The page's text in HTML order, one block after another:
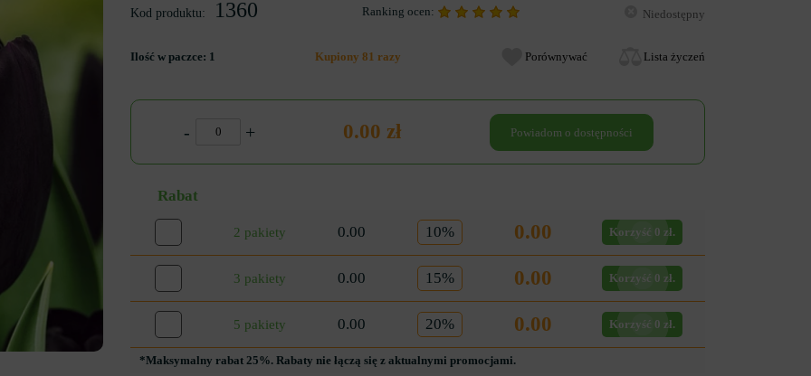
Kod produktu: 1360 Ranking ocen: Niedostępny
Ilość w paczce: 1 Kupiony 81 razy Porównywać Lista życzeń
- + 0.00 zł Powiadom o dostępności
Rabat
2 pakiety 0.00 10% 0.00 Korzyść 0 zł.
3 pakiety 0.00 15% 0.00 Korzyść 0 zł.
5 pakiety 0.00 20% 0.00 Korzyść 0 zł.
*Maksymalny rabat 25%. Rabaty nie łączą się z aktualnymi promocjami.